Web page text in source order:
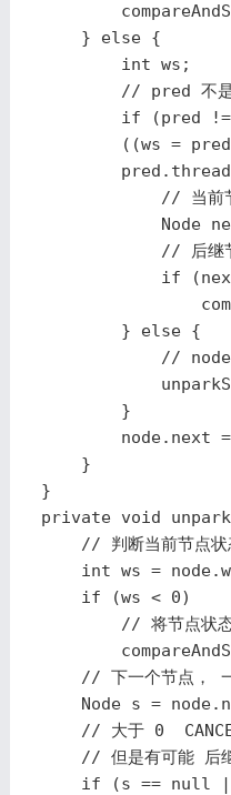
    } else {
        int ws;
// pred 不
if (pred
((ws =
// 当前
Node
// 后继
if
        } else {
// node
        }
node.next
    }
}
private void
// 判断当前节点状
int ws =
    if (ws < 0)
// 将节点状
// 下一个节点，
Node s =
// 大于 0
// 但是有可能 后
if (s == null